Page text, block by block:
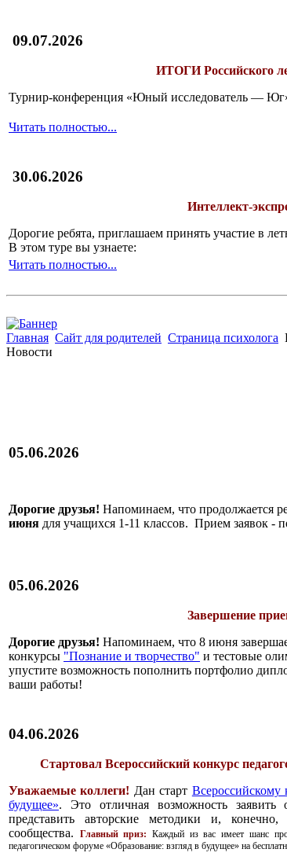
09.07.2026
ИТОГИРоссийского
Турнир-конференция «Юный исследователь —
Читать полностью...
30.06.2026
Интеллект-
Дорогие ребята, приглашаем принять участие в
В этом туре вы узнаете:
Читать полностью...
Главная Сайт для родителей Страница психолога
Новости
05.06.2026
Дорогие друзья! Напоминаем, что продолжается
июня для учащихся 1-11 классов. Прием заявок -
05.06.2026
Завершение
Дорогие друзья! Напоминаем, что 8 июня
конкурсы "Познание и творчество" и тестовые
упустите возможность пополнить портфолио
ваши работы!
04.06.2026
Стартовал Всероссийский конкурс
Уважаемые коллеги! Дан старт Всероссийскому
будущее». Это отличная возможность заявить
представить авторские методики и, конечно,
сообщества.
Главный приз: Каждый из вас имеет шанс
педагогическом форуме «Образование: взгляд в будущее» на